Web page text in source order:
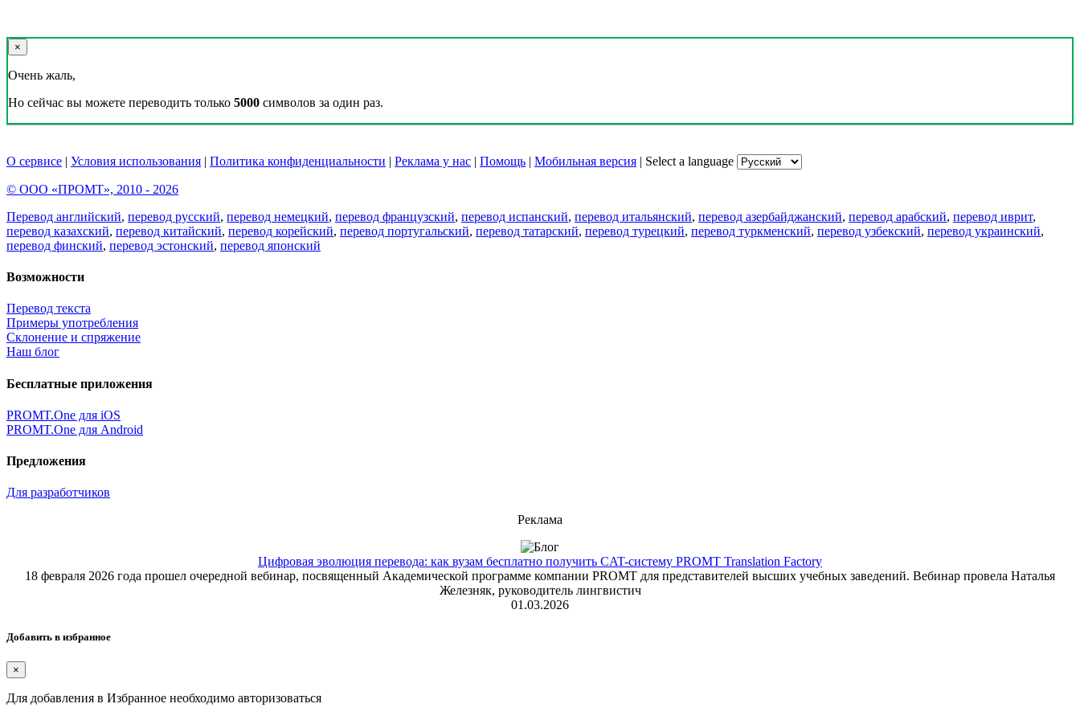
×
Очень жаль,
Но сейчас вы можете переводить только 5000 символов за один раз.
О сервисе | Условия использования | Политика конфиденциальности | Реклама у нас | Помощь | Мобильная версия | Select a language
© ООО «ПРОМТ», 2010 - 2026
Перевод английский, перевод русский, перевод немецкий, перевод французский, перевод испанский, перевод итальянский, перевод азербайджанский, перевод арабский, перевод иврит,
перевод казахский, перевод китайский, перевод корейский, перевод португальский, перевод татарский, перевод турецкий, перевод туркменский, перевод узбекский, перевод украинский,
перевод финский, перевод эстонский, перевод японский
Возможности
Перевод текста
Примеры употребления
Склонение и спряжение
Наш блог
Бесплатные приложения
PROMT.One для iOS
PROMT.One для Android
Предложения
Для разработчиков
Реклама
Цифровая эволюция перевода: как вузам бесплатно получить CAT-систему PROMT Translation Factory
18 февраля 2026 года прошел очередной вебинар, посвященный Академической программе компании PROMT для представителей высших учебных заведений. Вебинар провела Наталья
Железняк, руководитель лингвистич
01.03.2026
Добавить в избранное
×
Для добавления в Избранное необходимо авторизоваться